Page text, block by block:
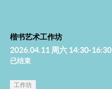
楷书艺术工作坊
2026.04.11 周六 14:30-16:30
已结束
工作坊